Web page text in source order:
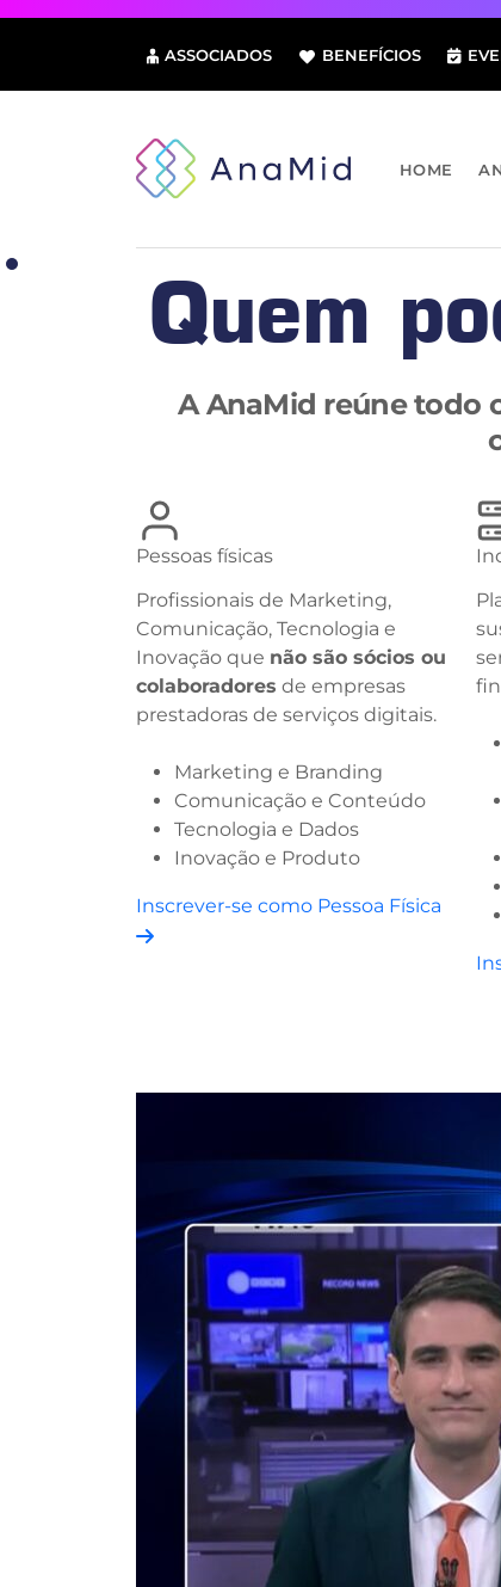
Pular
conteúdo
ASSOCIADOS BENEFÍCIOS
HOME
Quem
A AnaMid reúne todo
Pessoas físicas
Profissionais de Marketing,
Comunicação, Tecnologia e
Inovação que não são sócios ou
colaboradores de empresas
prestadoras de serviços digitais.
Marketing e Branding
Comunicação e Conteúdo
Tecnologia e Dados
Inovação e Produto
Inscrever-se como Pessoa Física